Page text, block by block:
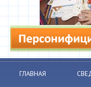
ГЛАВНАЯ